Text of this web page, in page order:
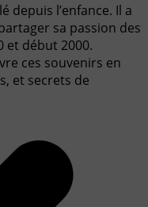
depuis l’enfance. Il a
sa passion des
et début 2000.
ces souvenirs en
et secrets de